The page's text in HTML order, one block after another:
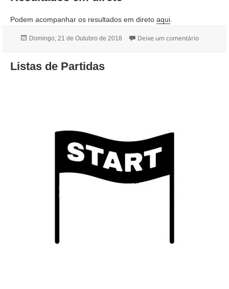
Podem acompanhar os resultados em direto aqui
Publicado
Domingo, 21 de Outubro de 2018 Deixe um comentáriosobre
Listas de Partidas